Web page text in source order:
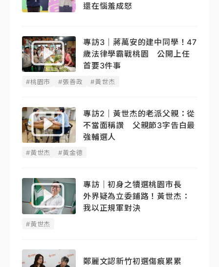
還在惱羞成怒
專訪3｜蔣萬安的建中同學！47
歲法律學霸戰桃園 公開上任
首要3件事
#桃園市 #張善政 #黃世杰
專訪2｜黃世杰的老派父親：從
不當面稱讚 父親節3字告白最
強輔選人
#黃世杰 #黃金德
專訪｜初身之犢選桃園市長
外界疑為立委鋪路！黃世杰：
我以正規軍對決
#黃世杰
鄭麗文認新竹初選傷痕累累